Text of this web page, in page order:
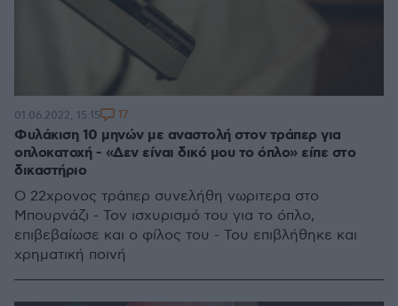
Φυλάκιση 10 μηνών με αναστολή στον τράπερ για
οπλοκατοχή - «Δεν είναι δικό μου το όπλο» είπε στο
δικαστήριο
Ο 22χρονος τράπερ συνελήθη νωριτερα στο
Μπουρνάζι - Τον ισχυρισμό του για το όπλο,
επιβεβαίωσε και ο φίλος του - Του επιβλήθηκε και
χρηματική ποινή
01.06.2022, 15:15 17